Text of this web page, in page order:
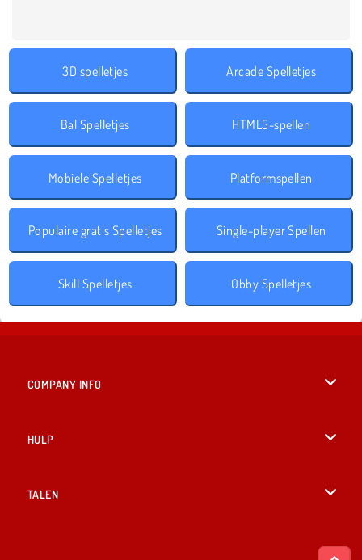
3D spelletjes Arcade Spelletjes
Bal Spelletjes HTML5-spellen
Mobiele Spelletjes Platformspellen
Populaire gratis Spelletjes Single-player Spellen
Skill Spelletjes Obby Spelletjes
COMPANY INFO
HULP
TALEN